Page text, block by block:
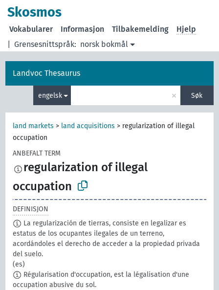
Skosmos
Grensesnittspråk: norsk bokmål
Vokabularer Informasjon Tilbakemelding Hjelp
Landvoc Thesaurus
engelsk × Søk
land markets > land acquisitions > regularization of illegal
occupation
ANBEFALT TERM
regularization of illegal
occupation
DEFINISJON
La regularización de tierras, consiste en legalizar es
estatus de los ocupantes ilegales de un terreno,
acordándoles el derecho de acceder a la propiedad privada
del suelo.
(es)
Régularisation d'occupation, est la légalisation d'une
occupation abusive du sol.